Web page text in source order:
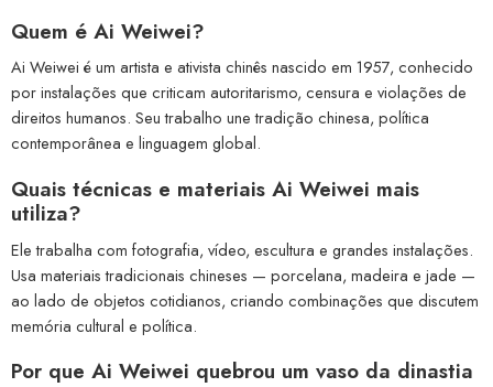
Quem é Ai Weiwei?
Ai Weiwei é um artista e ativista chinês nascido em 1957, conhecido
por instalações que criticam autoritarismo, censura e violações de
direitos humanos. Seu trabalho une tradição chinesa, política
contemporânea e linguagem global.
Quais técnicas e materiais Ai Weiwei mais
utiliza?
Ele trabalha com fotografia, vídeo, escultura e grandes instalações.
Usa materiais tradicionais chineses — porcelana, madeira e jade —
ao lado de objetos cotidianos, criando combinações que discutem
memória cultural e política.
Por que Ai Weiwei quebrou um vaso da dinastia